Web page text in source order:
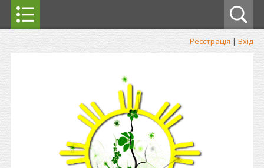
Реєстрація | Вхід